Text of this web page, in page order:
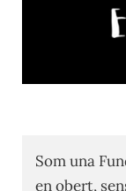
Som una
en obert,